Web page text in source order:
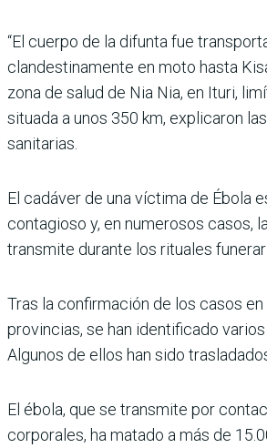
“El cuerpo de la difunta fue
clandestinamente en moto hasta
zona de salud de Nia Nia, en Ituri,
situada a unos 350 km, explicaron
sanitarias.
El cadáver de una víctima de Ébola
contagioso y, en numerosos casos,
transmite durante los rituales
Tras la confirmación de los casos
provincias, se han identificado
Algunos de ellos han sido
El ébola, que se transmite por
corporales, ha matado a más de